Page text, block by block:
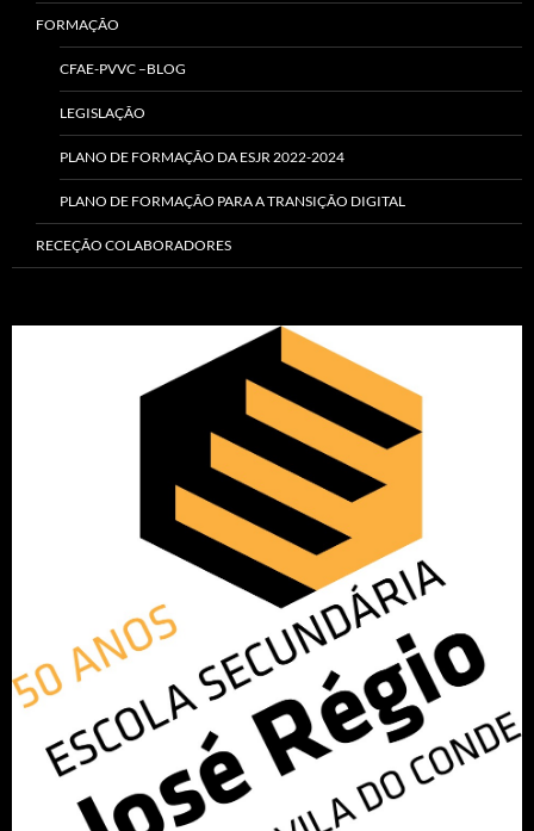
FORMAÇÃO
CFAE-PVVC –BLOG
LEGISLAÇÃO
PLANO DE FORMAÇÃO DA ESJR 2022-2024
PLANO DE FORMAÇÃO PARA A TRANSIÇÃO DIGITAL
RECEÇÃO COLABORADORES